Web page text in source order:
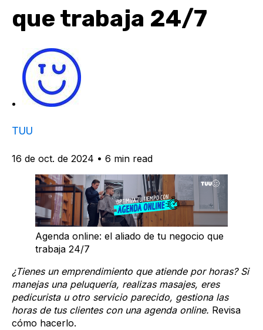
que trabaja 24/7
TUU
16 de oct. de 2024 • 6 min read
Agenda online: el aliado de tu negocio que
trabaja 24/7
¿Tienes un emprendimiento que atiende por horas? Si
manejas una peluquería, realizas masajes, eres
pedicurista u otro servicio parecido, gestiona las
horas de tus clientes con una agenda online. Revisa
cómo hacerlo.